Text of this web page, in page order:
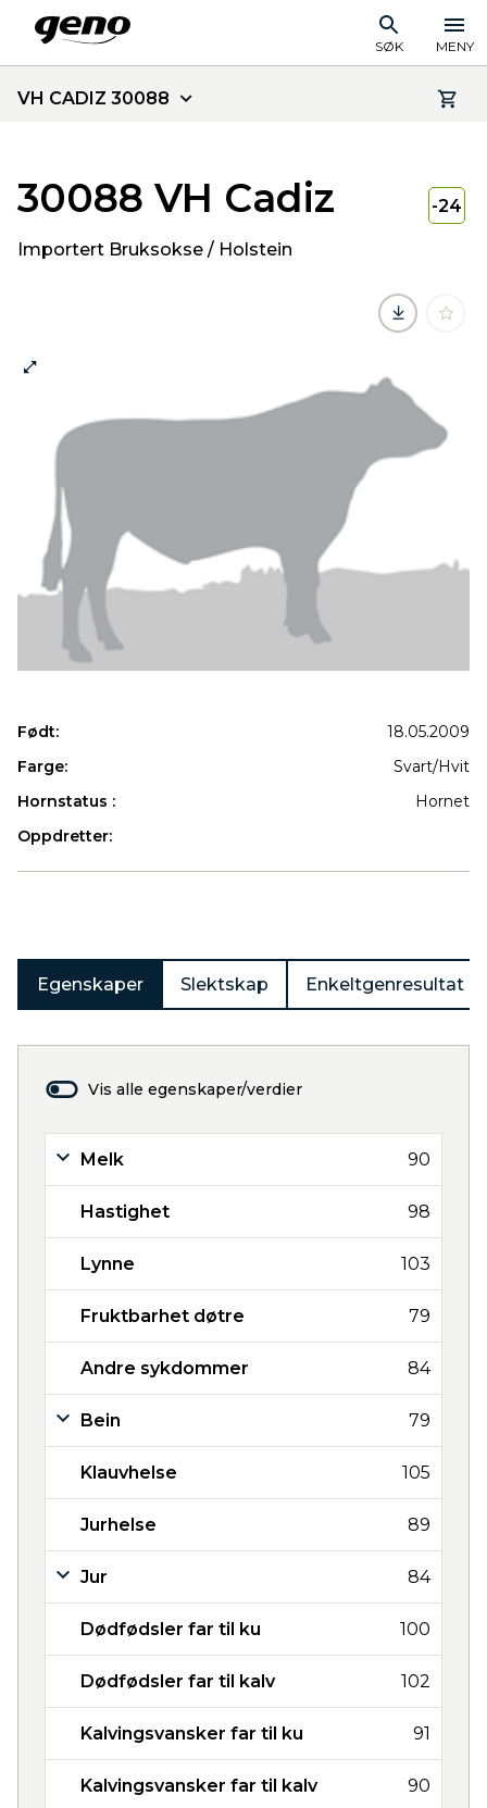
SØK MENY
VH CADIZ 30088
30088 VH Cadiz
Importert Bruksokse / Holstein
-24
Født:
18.05.2009
Farge:
Svart/Hvit
Hornstatus :
Hornet
Oppdretter:
Egenskaper Slektskap Enkeltgenresultat
Vis alle egenskaper/verdier
Melk 90
Hastighet 98
Lynne 103
Fruktbarhet døtre 79
Andre sykdommer 84
Bein 79
Klauvhelse 105
Jurhelse 89
Jur 84
Dødfødsler far til ku 100
Dødfødsler far til kalv 102
Kalvingsvansker far til ku 91
Kalvingsvansker far til kalv 90